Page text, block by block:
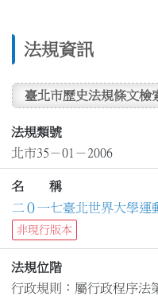
法規資訊
臺北市歷史法規條文檢
法規類號
北市35－01－2006
名 稱
二０一七臺北世界大學運
非現行版本
法規位階
行政規則：屬行政程序法